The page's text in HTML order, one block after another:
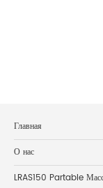
Главная
О нас
LRAS150 Partable